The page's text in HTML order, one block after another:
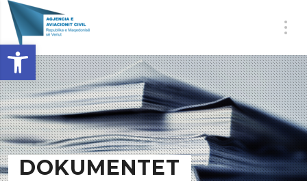
Open toolbar
DOKUMENTET